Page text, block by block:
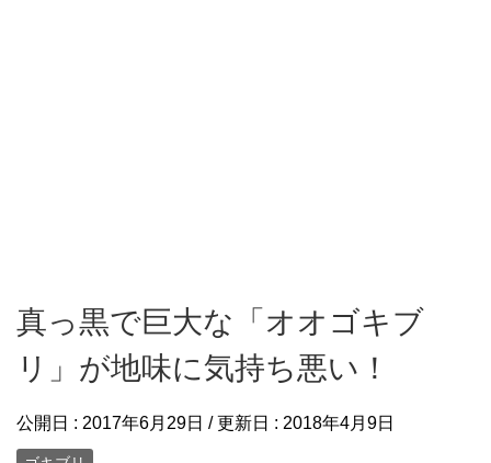
真っ黒で巨大な「オオゴキブ
リ」が地味に気持ち悪い！
公開日 : 2017年6月29日 / 更新日 : 2018年4月9日